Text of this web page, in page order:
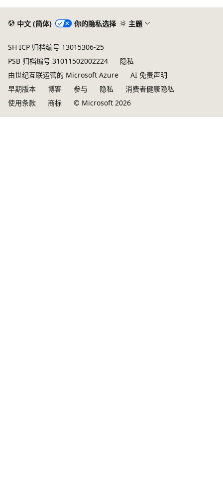
中文 (简体) 你的隐私选择 主题
SH ICP 归档编号 13015306-25
PSB 归档编号 31011502002224
隐私
由世纪互联运营的 Microsoft Azure
AI 免责声明
早期版本
博客 参与 隐私
消费者健康隐私
使用条款
商标 © Microsoft 2026